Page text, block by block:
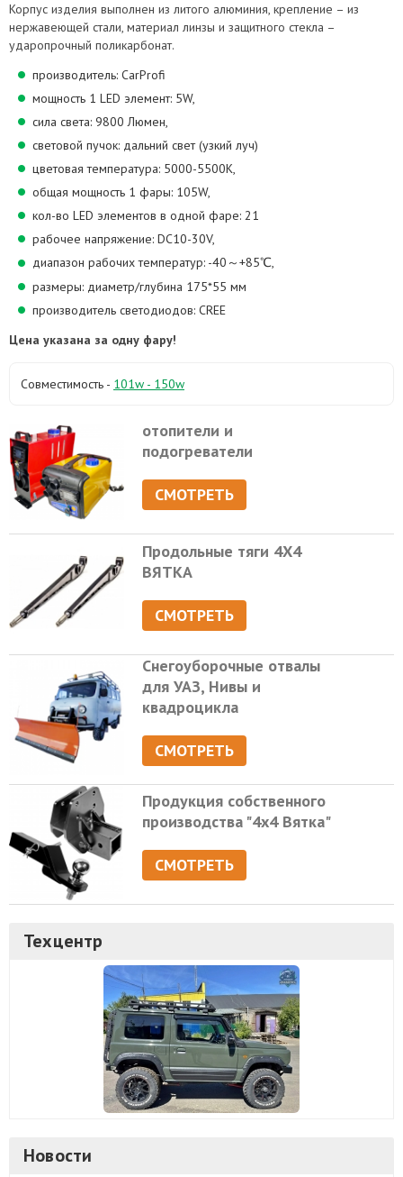
Корпус изделия выполнен из литого алюминия, крепление – из
нержавеющей стали, материал линзы и защитного стекла –
ударопрочный поликарбонат.
производитель: CarProfi
мощность 1 LED элемент: 5W,
cила света: 9800 Люмен,
световой пучок: дальний свет (узкий луч)
цветовая температура: 5000-5500K,
общая мощность 1 фары: 105W,
кол-во LED элементов в одной фаре: 21
рабочее напряжение: DC10-30V,
диапазон рабочих температур: -40～+85℃,
размеры: диаметр/глубина 175*55 мм
производитель светодиодов: CREE
Цена указана за одну фару!
Совместимость - 101w - 150w
отопители и
подогреватели
СМОТРЕТЬ
Продольные тяги 4Х4
ВЯТКА
СМОТРЕТЬ
Снегоуборочные отвалы
для УАЗ, Нивы и
квадроцикла
СМОТРЕТЬ
Продукция собственного
производства "4х4 Вятка"
СМОТРЕТЬ
Техцентр
Новости